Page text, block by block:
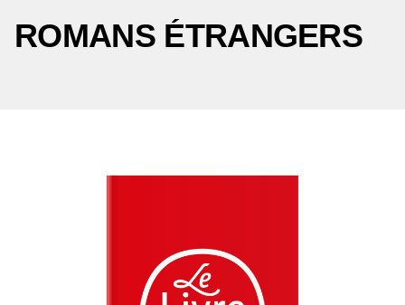
ROMANS ÉTRANGERS